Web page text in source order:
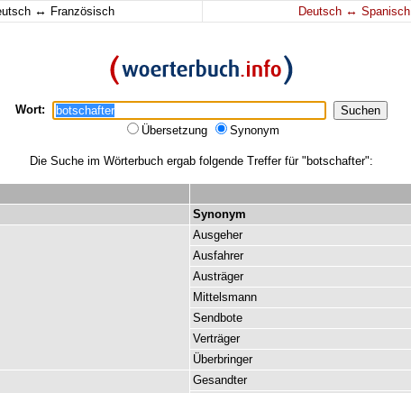
↔ Französisch Deutsch ↔ Spanisch
Wort:
Übersetzung
Synonym
Die Suche im Wörterbuch ergab folgende Treffer für "botschafter":
Synonym
Ausgeher
Ausfahrer
Austräger
Mittelsmann
Sendbote
Verträger
Überbringer
Gesandter